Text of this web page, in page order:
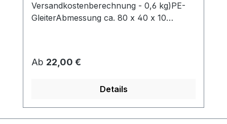
Versandkostenberechnung - 0,6 kg)PE-
GleiterAbmessung ca. 80 x 40 x 10
Regulärer Preis:
Ab 22,00 €
Details